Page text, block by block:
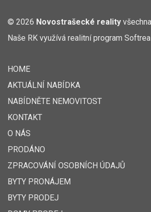
© 2026 Novostrašecké reality
Naše RK využívá realitní program Softreal
HOME
AKTUÁLNÍ NABÍDKA
NABÍDNĚTE NEMOVITOST
KONTAKT
O NÁS
PRODÁNO
ZPRACOVÁNÍ OSOBNÍCH ÚDAJŮ
BYTY PRONÁJEM
BYTY PRODEJ